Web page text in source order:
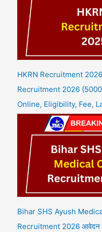
HKRN Recruitment
Recruitment 2026
Online, Eligibility, Fee,
Bihar SHS Ayush
Recruitment 2026 आवेदन